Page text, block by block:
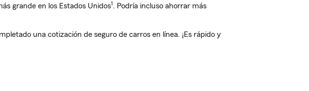
grande en los Estados Unidos1. Podría incluso ahorrar más
una cotización de seguro de carros en línea. ¡Es rápido y